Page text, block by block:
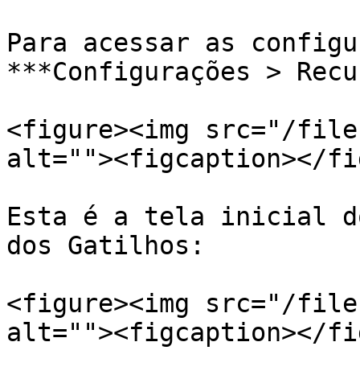
Para acessar as
***Configurações >
<figure><img src="/
alt=""><figcaption></
Esta é a tela inicial
dos Gatilhos:
<figure><img src="/
alt=""><figcaption></